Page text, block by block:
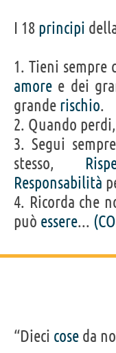
I 18 principi
1. Tieni sempre
amore e dei
grande rischio.
2. Quando
3. Segui
stesso,
Responsabilità
4. Ricorda che
può essere...
“Dieci cose da